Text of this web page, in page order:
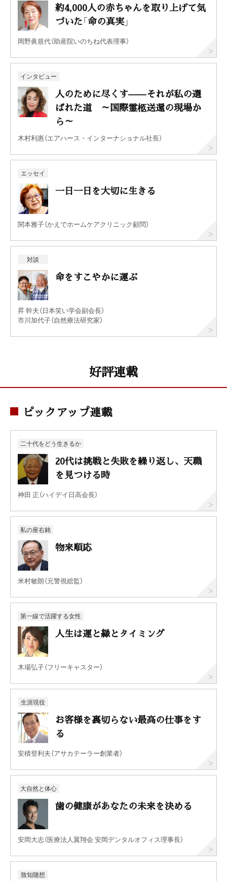
約4,000人の赤ちゃんを取り上げて気
づいた「命の真実」
岡野眞規代（助産院いのちね代表理事）
インタビュー
人のために尽くす——それが私の選
ばれた道 ～国際霊柩送還の現場か
ら～
木村利惠（エアハース・インターナショナル社長）
エッセイ
一日一日を大切に生きる
関本雅子（かえでホームケアクリニック顧問）
対談
命をすこやかに運ぶ
昇 幹夫（日本笑い学会副会長）
市川加代子（自然療法研究家）
好評連載
ピックアップ連載
二十代をどう生きるか
20代は挑戦と失敗を繰り返し、天職
を見つける時
神田 正（ハイデイ日高会長）
私の座右銘
物来順応
米村敏朗（元警視総監）
第一線で活躍する女性
人生は運と縁とタイミング
木場弘子（フリーキャスター）
生涯現役
お客様を裏切らない最高の仕事をす
る
安積登利夫（アサカテーラー創業者）
大自然と体心
歯の健康があなたの未来を決める
安岡大志（医療法人翼翔会 安岡デンタルオフィス理事長）
致知随想